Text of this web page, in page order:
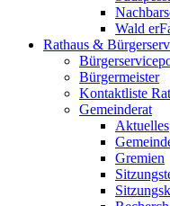
Wald
Rathaus &
Bürgermeister
Kontaktliste
Gemeinderat
Aktuelles
Gremien